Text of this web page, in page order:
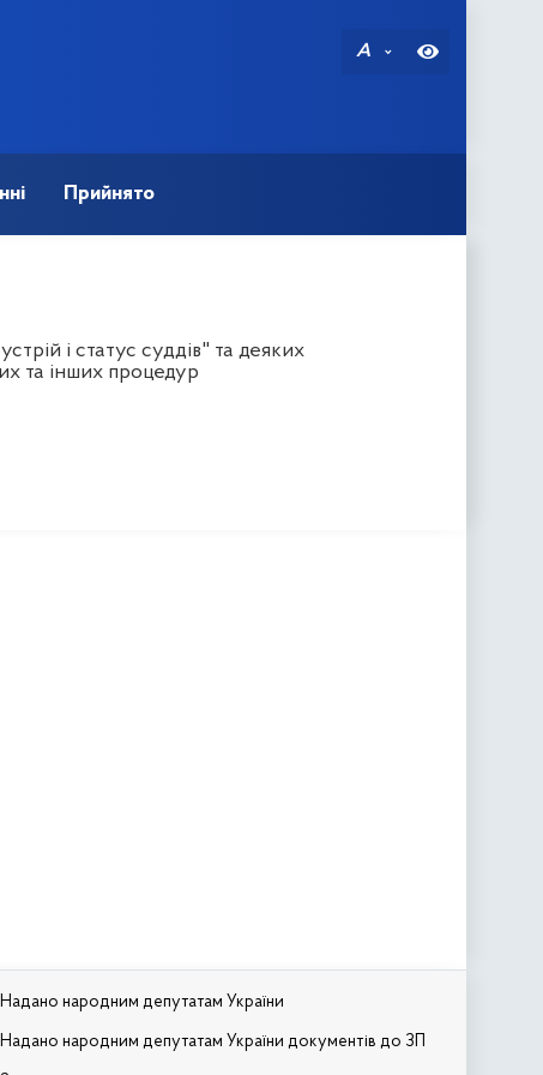
A
Прийнято
і статус суддів" та деяких
та інших процедур
Надано народним депутатам України
Надано народним депутатам України документів до ЗП